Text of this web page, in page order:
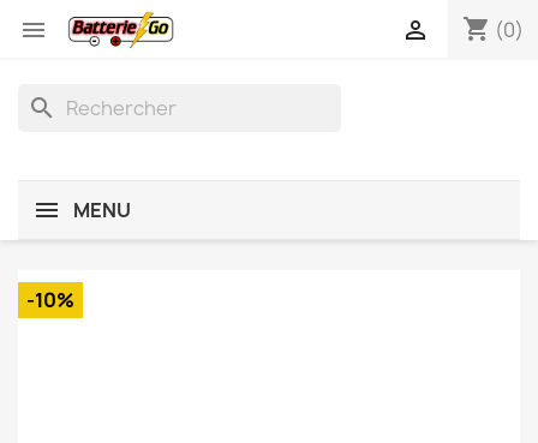
 shopping_cart (0)

search
MENU
-10%